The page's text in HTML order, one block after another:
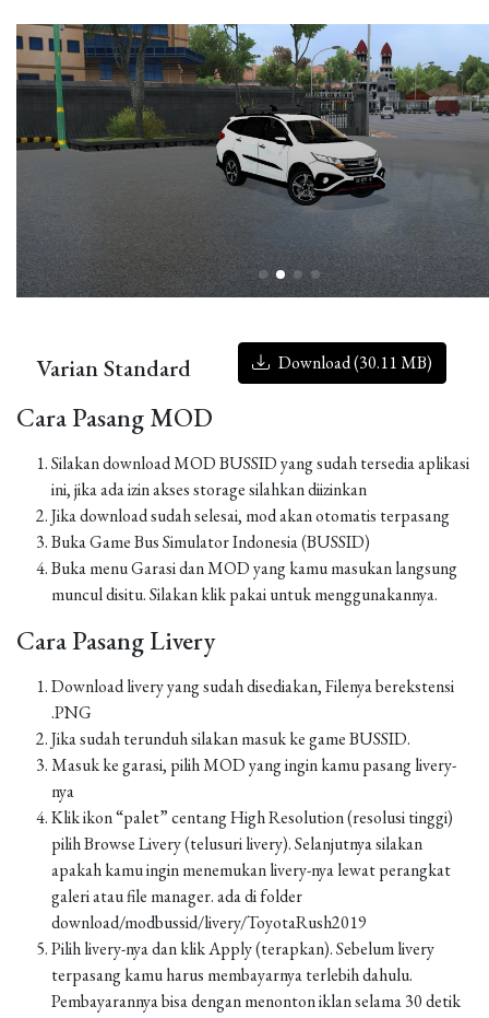
Varian Standard Download (30.11 MB)
Cara Pasang MOD
Silakan download MOD BUSSID yang sudah tersedia aplikasi
ini, jika ada izin akses storage silahkan diizinkan
Jika download sudah selesai, mod akan otomatis terpasang
Buka Game Bus Simulator Indonesia (BUSSID)
Buka menu Garasi dan MOD yang kamu masukan langsung
muncul disitu. Silakan klik pakai untuk menggunakannya.
Cara Pasang Livery
Download livery yang sudah disediakan, Filenya berekstensi
.PNG
Jika sudah terunduh silakan masuk ke game BUSSID.
Masuk ke garasi, pilih MOD yang ingin kamu pasang livery-
nya
Klik ikon “palet” centang High Resolution (resolusi tinggi)
pilih Browse Livery (telusuri livery). Selanjutnya silakan
apakah kamu ingin menemukan livery-nya lewat perangkat
galeri atau file manager. ada di folder
download/modbussid/livery/ToyotaRush2019
Pilih livery-nya dan klik Apply (terapkan). Sebelum livery
terpasang kamu harus membayarnya terlebih dahulu.
Pembayarannya bisa dengan menonton iklan selama 30 detik